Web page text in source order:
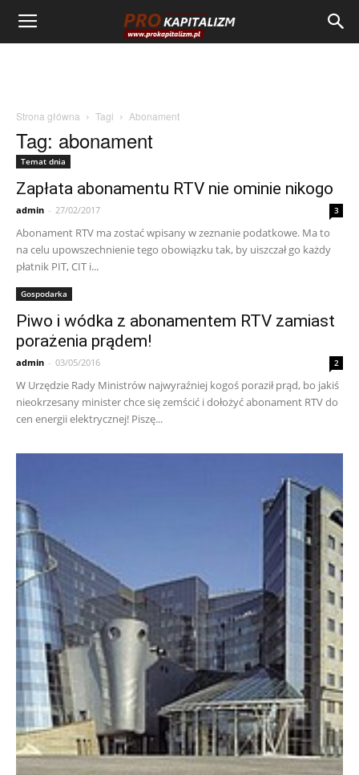
Strona główna Tagi Abonament
Tag: abonament
Temat dnia
Zapłata abonamentu RTV nie ominie nikogo
admin - 27/02/2017 3
Abonament RTV ma zostać wpisany w zeznanie podatkowe. Ma to
na celu upowszechnienie tego obowiązku tak, by uiszczał go każdy
płatnik PIT, CIT i...
Gospodarka
Piwo i wódka z abonamentem RTV zamiast
porażenia prądem!
admin - 03/05/2016 2
W Urzędzie Rady Ministrów najwyraźniej kogoś poraził prąd, bo jakiś
nieokrzesany minister chce się zemścić i dołożyć abonament RTV do
cen energii elektrycznej! Piszę...